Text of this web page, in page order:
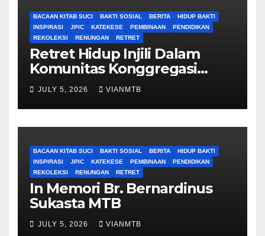
BACAAN KITAB SUCI BAKTI SOSIAL BERITA
HIDUP BAKTI
INSPIRASI
JPIC KATEKESE PEMBINAAN
PENDIDIKAN
REKOLEKSI
RENUNGAN RETRET
Retret Hidup Injili Dalam
Komunitas Konggregasi
Bruder Maria Tak Bernoda
JULY 5, 2026 VIANMTB
BACAAN KITAB SUCI BAKTI SOSIAL BERITA
HIDUP BAKTI
INSPIRASI
JPIC KATEKESE PEMBINAAN
PENDIDIKAN
REKOLEKSI
RENUNGAN RETRET
In Memori Br. Bernardinus
Sukasta MTB
JULY 5, 2026 VIANMTB